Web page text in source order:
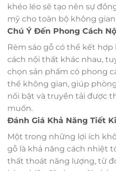
khéo léo sẽ tạo nên sự
mỹ cho toàn bộ không
Chú Ý Đến Phong Cách
Rèm sáo gỗ có thể kết
cách nội thất khác nhau,
chọn sản phẩm có phong
thể không gian, giúp
nổi bật và truyền tải được
muốn.
Đánh Giá Khả Năng Tiết
Một trong những lợi ích
gỗ là khả năng cách nhiệt
thất thoát năng lượng, từ